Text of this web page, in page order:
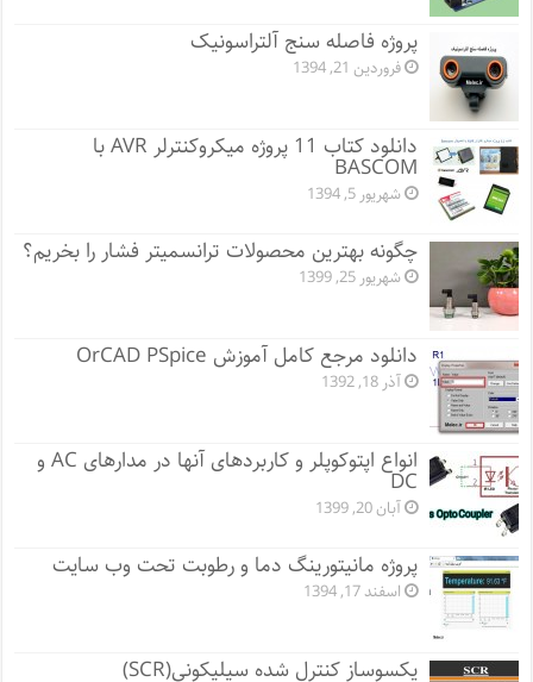
پروژه فاصله سنج آلتراسونیک
فروردین 21, 1394
دانلود کتاب 11 پروژه میکروکنترلر AVR با
BASCOM
شهریور 5, 1394
چگونه بهترین محصولات ترانسمیتر فشار را بخریم؟
شهریور 25, 1399
دانلود مرجع کامل آموزش OrCAD PSpice
آذر 18, 1392
انواع اپتوکوپلر و کاربردهای آنها در مدارهای AC و
DC
آبان 20, 1399
پروژه مانيتورينگ دما و رطوبت تحت وب سایت
اسفند 17, 1394
یکسوساز کنترل شده سیلیکونی(SCR)